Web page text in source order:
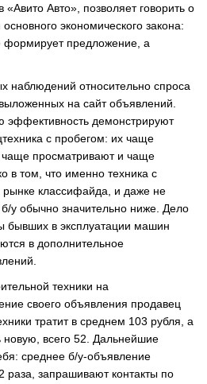
«Авито Авто», позволяет говорить о
экономического закона:
формирует предложение, а
наблюдений относительно спроса
на сайт объявлений.
эффективность демонстрируют
с пробегом: их чаще
просматривают и чаще
в том, что именно техника с
рынке классифайда, и даже не
у обычно значительно ниже. Дело
бывших в эксплуатации машин
в дополнительное
техники на
своего объявления продавец
тратит в среднем 103 рубля, а
новую, всего 52. Дальнейшие
среднее б/у-объявление
раза, запрашивают контакты по